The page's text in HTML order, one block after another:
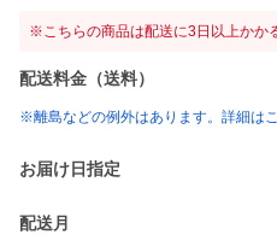
※こちらの商品は配送に3日以上かか
配送料金（送料）
※離島などの例外はあります。詳細は
お届け日指定
配送月